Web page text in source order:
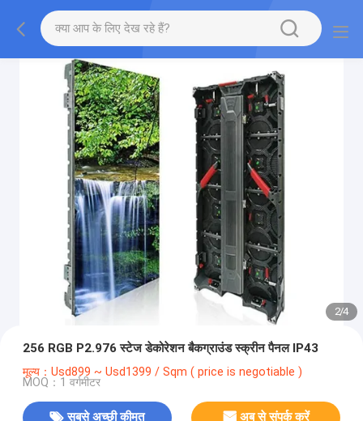
2/4
256 RGB P2.976 स्टेज डेकोरेशन बैकग्राउंड स्क्रीन पैनल IP43
मूल्य：Usd899 ~ Usd1399 / Sqm ( price is negotiable )
MOQ：1 वर्गमीटर
सबसे अच्छी कीमत अब से संपर्क करें